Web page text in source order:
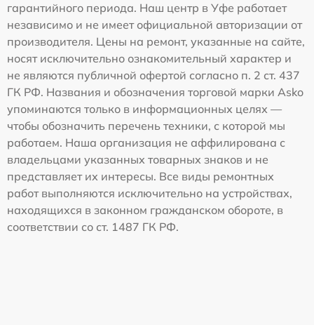
гарантийного периода. Наш центр в Уфе работает
независимо и не имеет официальной авторизации от
производителя. Цены на ремонт, указанные на сайте,
носят исключительно ознакомительный характер и
не являются публичной офертой согласно п. 2 ст. 437
ГК РФ. Названия и обозначения торговой марки Asko
упоминаются только в информационных целях —
чтобы обозначить перечень техники, с которой мы
работаем. Наша организация не аффилирована с
владельцами указанных товарных знаков и не
представляет их интересы. Все виды ремонтных
работ выполняются исключительно на устройствах,
находящихся в законном гражданском обороте, в
соответствии со ст. 1487 ГК РФ.